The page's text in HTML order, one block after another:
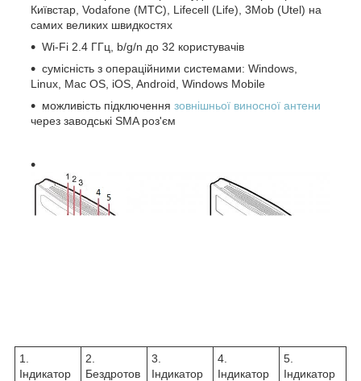
Київстар, Vodafone (МТС), Lifecell (Life), 3Mob (Utel) на
самих великих швидкостях
Wi-Fi 2.4 ГГц, b/g/n до 32 користувачів
сумісність з операційними системами: Windows,
Linux, Mac OS, iOS, Android, Windows Mobile
можливість підключення зовнішньої виносної антени
через заводські SMA роз'єм
1.
Індикатор
2.
Бездротов
3.
Індикатор
4.
Індикатор
5.
Індикатор